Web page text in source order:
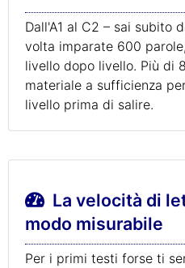
Dall'A1 al C2 – sai subito
volta imparate 600
livello dopo livello. Più di
materiale a sufficienza
livello prima di salire.
La velocità di
modo misurabile
Per i primi testi forse ti